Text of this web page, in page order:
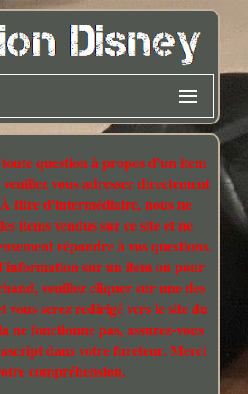
question à propos d'un item
vous adresser directement
titre d'intermédiaire, nous ne
items vendus sur ce site et ne
répondre à vos questions.
sur un item ou pour
veuillez cliquer sur une des
vous serez redirigé vers le site du
ne fonctionne pas, assurez-vous
dans votre fureteur. Merci
compréhension.